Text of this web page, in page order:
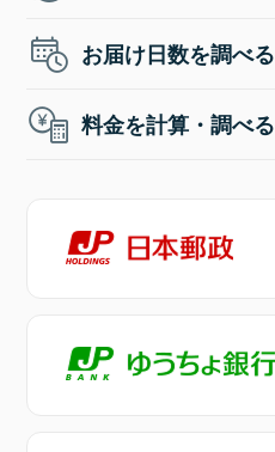
お届け日数を調べる
料金を計算・調べる